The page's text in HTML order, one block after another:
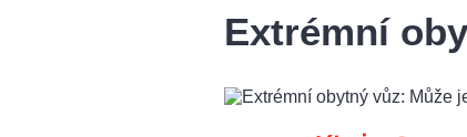
Extrémní